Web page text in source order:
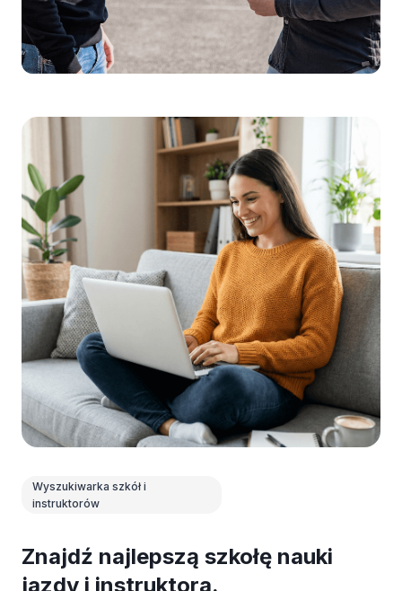
Wyszukiwarka szkół i
instruktorów
Znajdź najlepszą szkołę nauki
jazdy i instruktora.